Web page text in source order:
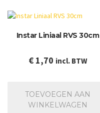
Instar Liniaal RVS 30cm
€1,70 incl. BTW
TOEVOEGEN AAN
WINKELWAGEN